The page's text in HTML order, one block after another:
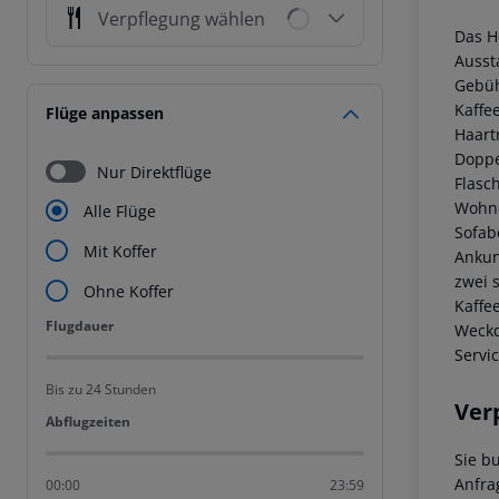
Verpflegung wählen
Flüge anpassen
Nur Direktflüge
Alle Flüge
Mit Koffer
Ohne Koffer
Flugdauer
Flugdauer
Bis zu 24 Stunden
Abflugzeiten
Abflugzeiten
00:00 23:59
Das
zwei
Sie